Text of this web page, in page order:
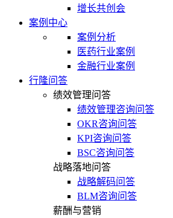
增长共创会
案例中心
案例分析
医药行业案例
金融行业案例
行隆问答
绩效管理问答
绩效管理咨询问答
OKR咨询问答
KPI咨询问答
BSC咨询问答
战略落地问答
战略解码问答
BLM咨询问答
薪酬与营销